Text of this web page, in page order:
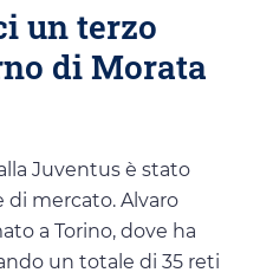
un terzo
di Morata
Juventus è stato
mercato. Alvaro
a Torino, dove ha
un totale di 35 reti